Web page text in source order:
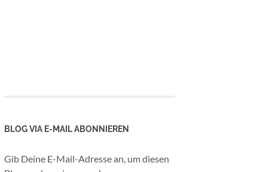
BLOG VIA E-MAIL ABONNIEREN
Gib Deine E-Mail-Adresse an, um diesen